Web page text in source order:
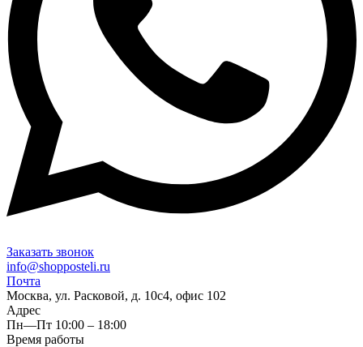
Заказать звонок
info@shopposteli.ru
Почта
Москва, ул. Расковой, д. 10с4, офис 102
Адрес
Пн—Пт 10:00 – 18:00
Время работы